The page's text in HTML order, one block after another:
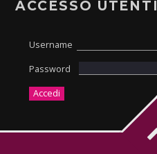
ACCESSO UTENTI
Username
Password